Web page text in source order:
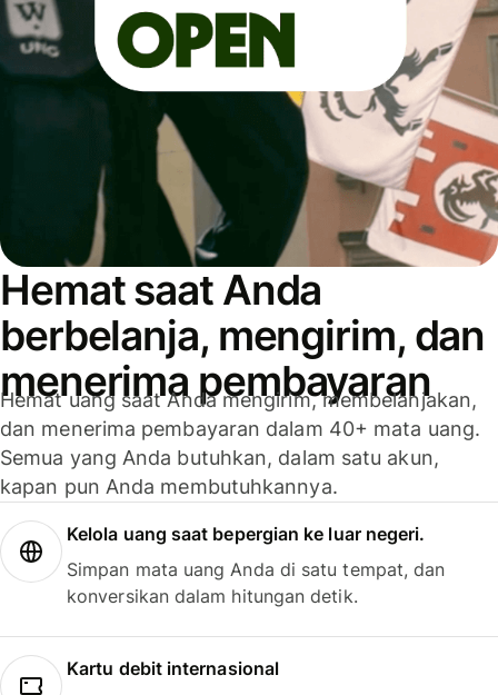
Hemat saat Anda
berbelanja, mengirim, dan
menerima pembayaran
Hemat uang saat Anda mengirim, membelanjakan,
dan menerima pembayaran dalam 40+ mata uang.
Semua yang Anda butuhkan, dalam satu akun,
kapan pun Anda membutuhkannya.
Kelola uang saat bepergian ke luar negeri.
Simpan mata uang Anda di satu tempat, dan
konversikan dalam hitungan detik.
Kartu debit internasional